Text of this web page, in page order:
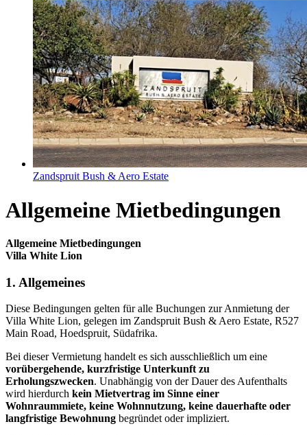
Zandspruit Bush & Aero Estate
Allgemeine Mietbedingungen
Allgemeine Mietbedingungen
Villa White Lion
1. Allgemeines
Diese Bedingungen gelten für alle Buchungen zur Anmietung der
Villa White Lion, gelegen im Zandspruit Bush & Aero Estate, R527
Main Road, Hoedspruit, Südafrika.
Bei dieser Vermietung handelt es sich ausschließlich um eine
vorübergehende, kurzfristige Unterkunft zu
Erholungszwecken. Unabhängig von der Dauer des Aufenthalts
wird hierdurch kein Mietvertrag im Sinne einer
Wohnraummiete, keine Wohnnutzung, keine dauerhafte oder
langfristige Bewohnung begründet oder impliziert.